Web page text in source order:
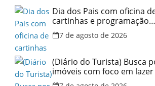
Dia dos Pais com oficina
cartinhas e programação
musical gratuita em
de Goiânia
7 de agosto de 2026
(Diário do Turista) Busca
imóveis com foco em lazer
locação por temporada